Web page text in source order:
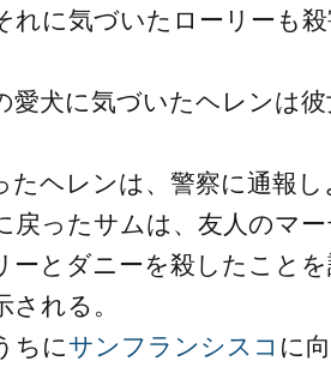
れに気づいたローリーも
愛犬に気づいたヘレンは
たヘレンは、警察に通報
戻ったサムは、友人のマ
ーとダニーを殺したこと
される。
ちに サンフランシスコ に